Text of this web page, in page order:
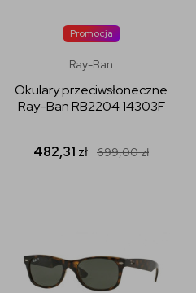
Promocja
Ray-Ban
Okulary przeciwsłoneczne
Ray-Ban RB2204 14303F
482,31 zł 699,00zł